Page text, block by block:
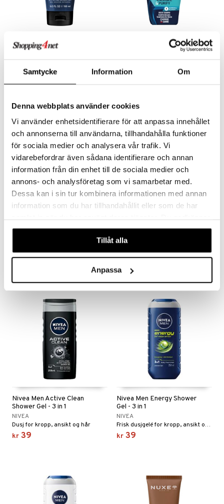
Samtycke Information Om
Denna webbplats använder cookies
Vi använder enhetsidentifierare för att anpassa innehållet
och annonserna till användarna, tillhandahålla funktioner
för sociala medier och analysera vår trafik. Vi
vidarebefordrar även sådana identifierare och annan
information från din enhet till de sociala medier och
annons- och analysföretag som vi samarbetar med.
Dessa kan i sin tur kombinera informationen med annan
information som du har tillhandahållit eller som de har
våra cookies vid fortsatt användande av vår webbplats.
Tillåt alla
Anpassa
Cool Water - Shower Gel
Dusjgelé med ren, frisk duft fra Davidoff
kr 269
FILA Energize & Purify 2in1
Shampoo & Shower Gel
& Showergel 2in1
kr 40 (ord.kr49)
kampanje -20%
Shower Gel
BOSS
kr 375
Nivea Men Active Clean
Shower Gel - 3 in 1
NIVEA
Dusj for kropp, ansikt og hår
kr 39
Nivea Men Energy Shower
Gel - 3 in 1
NIVEA
Frisk dusjgelé for kropp, ansikt og hår
kr 39